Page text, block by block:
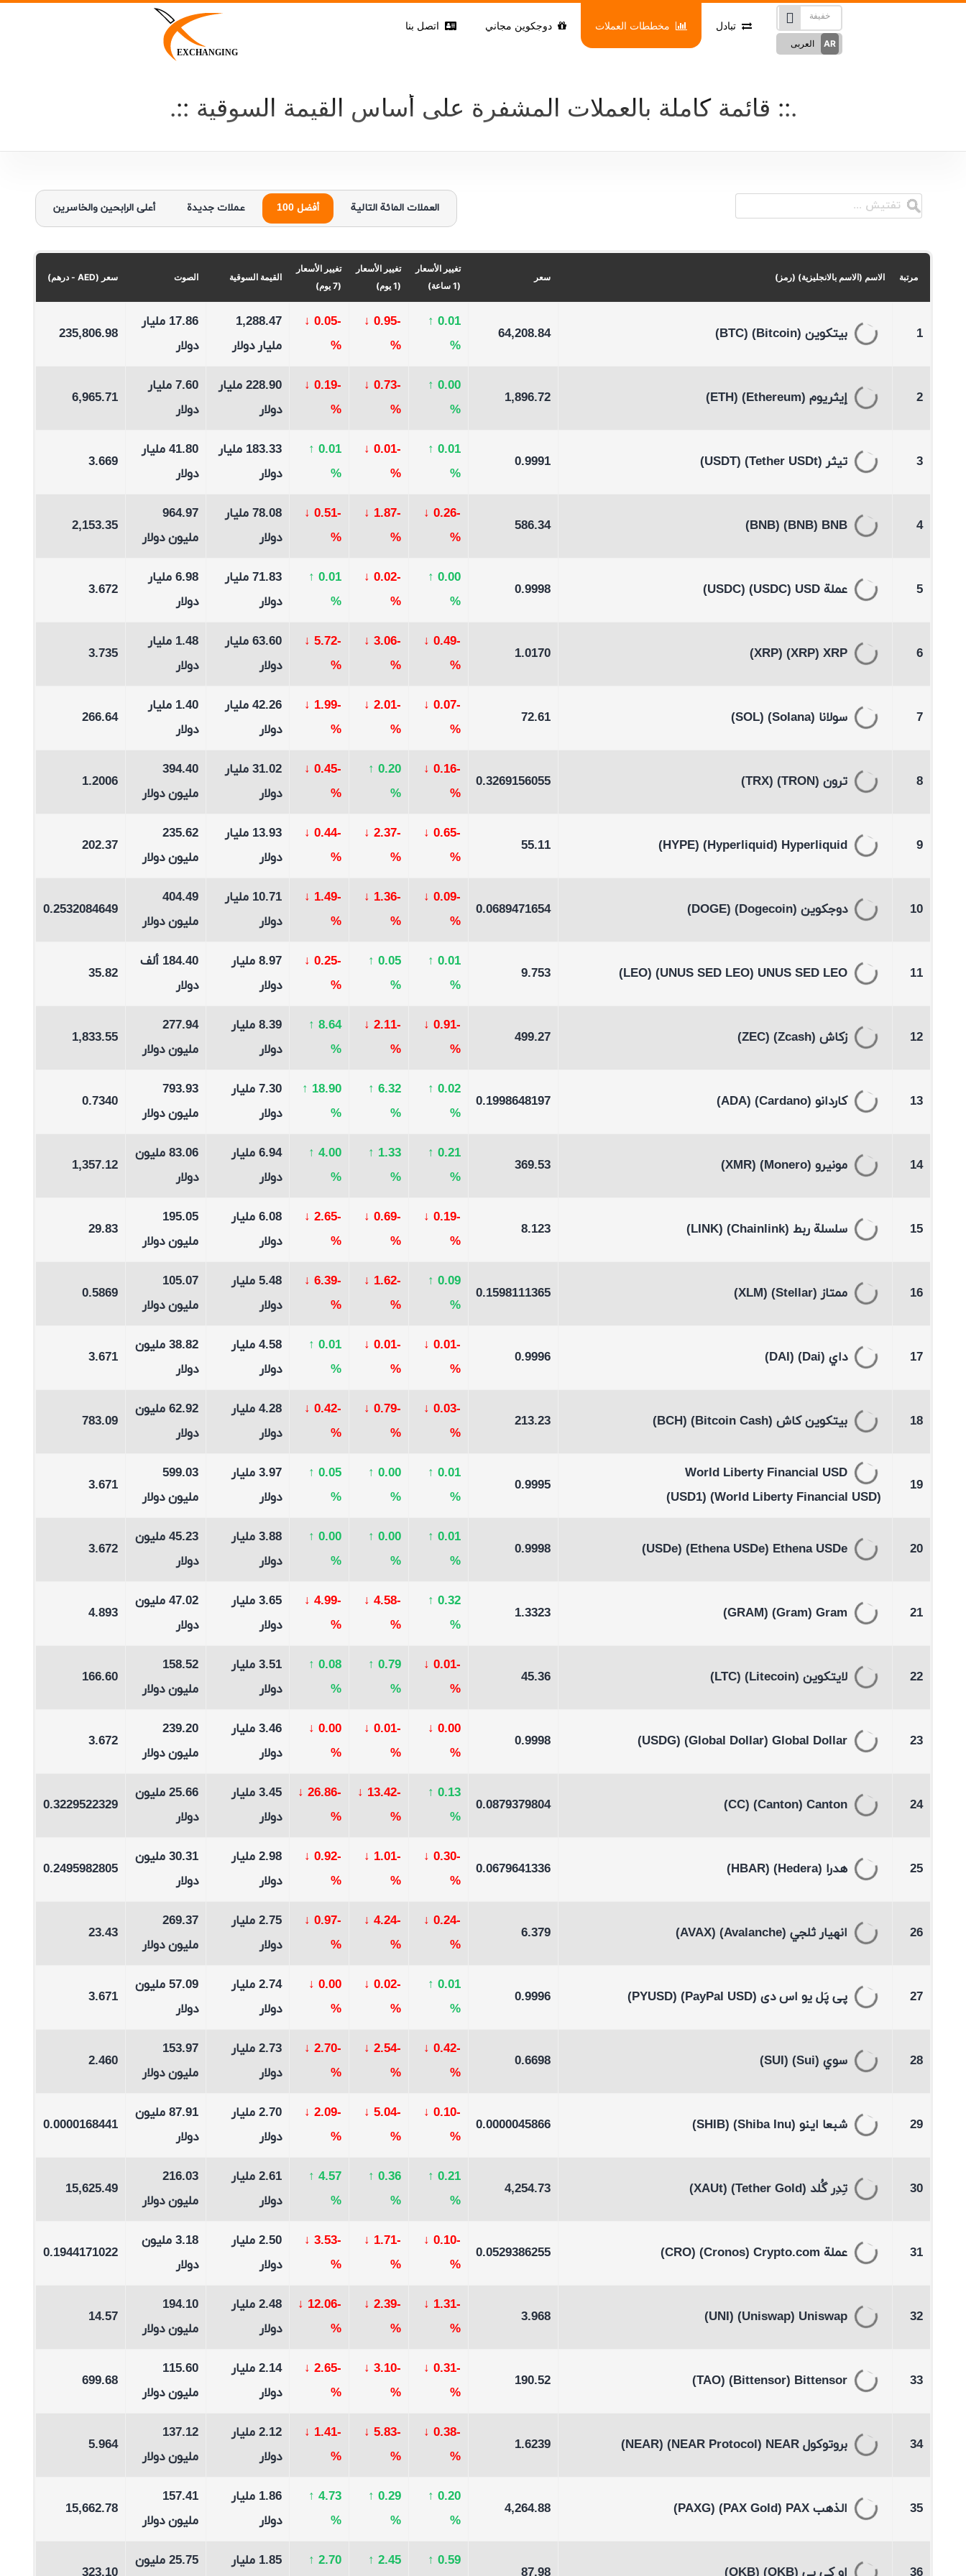
AR العربی
DE
German
FA فارسی
اتصل بنا دوجكوين مجاني مخططات العملات تبادل
EXCHANGING
قائمة كاملة بالعملات المشفرة على أساس القيمة السوقية
العملات المائة التالية أفضل 100 عملات جديدة أعلى الرابحين والخاسرين
مرتبة الاسم (الاسم بالانجليزية) (رمز) سعر
تغيير الأسعار
(1 ساعة)
تغيير الأسعار
(1 يوم)
تغيير الأسعار
(7 يوم)
القيمة السوقية الصوت سعر (AED - درهم)
1 بيتكوين (Bitcoin)
(BTC)
64,208.84
0.01
↑
%
-0.95
↓
%
-0.05
↓
%
1,288.47
مليار دولار
17.86 مليار
دولار
235,806.98
2 إيثريوم (Ethereum)
(ETH)
1,896.72
0.00
↑
%
-0.73
↓
%
-0.19
↓
%
228.90 مليار
دولار
7.60 مليار
دولار
6,965.71
3 تيثر (Tether USDt)
(USDT)
0.9991
0.01
↑
%
-0.01
↓
%
0.01
↑
%
183.33 مليار
دولار
41.80 مليار
دولار
3.669
4
BNB
(BNB)
(BNB)
586.34
-0.26
↓
%
-1.87
↓
%
-0.51
↓
%
78.08 مليار
دولار
964.97
مليون دولار
2,153.35
5 عملة USD (USDC)
(USDC)
0.9998
0.00
↑
%
-0.02
↓
%
0.01
↑
%
71.83 مليار
دولار
6.98 مليار
دولار
3.672
6
XRP
(XRP)
(XRP)
1.0170
-0.49
↓
%
-3.06
↓
%
-5.72
↓
%
63.60 مليار
دولار
1.48 مليار
دولار
3.735
7 سولانا (Solana)
(SOL)
72.61
-0.07
↓
%
-2.01
↓
%
-1.99
↓
%
42.26 مليار
دولار
1.40 مليار
دولار
266.64
8 ترون (TRON)
(TRX)
0.3269156055
-0.16
↓
%
0.20
↑
%
-0.45
↓
%
31.02 مليار
دولار
394.40
مليون دولار
1.2006
9
Hyperliquid
(Hyperliquid)
(HYPE)
55.11
-0.65
↓
%
-2.37
↓
%
-0.44
↓
%
13.93 مليار
دولار
235.62
مليون دولار
202.37
10 دوجكوين (Dogecoin)
(DOGE)
0.0689471654
-0.09
↓
%
-1.36
↓
%
-1.49
↓
%
10.71 مليار
دولار
404.49
مليون دولار
0.2532084649
11
UNUS SED LEO
(UNUS SED LEO)
(LEO)
9.753
0.01
↑
%
0.05
↑
%
-0.25
↓
%
8.97 مليار
دولار
184.40 ألف
دولار
35.82
12 زكاش (Zcash)
(ZEC)
499.27
-0.91
↓
%
-2.11
↓
%
8.64
↑
%
8.39 مليار
دولار
277.94
مليون دولار
1,833.55
13 كاردانو (Cardano)
(ADA)
0.1998648197
0.02
↑
%
6.32
↑
%
18.90
↑
%
7.30 مليار
دولار
793.93
مليون دولار
0.7340
14 مونيرو (Monero)
(XMR)
369.53
0.21
↑
%
1.33
↑
%
4.00
↑
%
6.94 مليار
دولار
83.06 مليون
دولار
1,357.12
15 سلسلة ربط (Chainlink)
(LINK)
8.123
-0.19
↓
%
-0.69
↓
%
-2.65
↓
%
6.08 مليار
دولار
195.05
مليون دولار
29.83
16 ممتاز (Stellar)
(XLM)
0.1598111365
0.09
↑
%
-1.62
↓
%
-6.39
↓
%
5.48 مليار
دولار
105.07
مليون دولار
0.5869
17 داي (Dai)
(DAI)
0.9996
-0.01
↓
%
-0.01
↓
%
0.01
↑
%
4.58 مليار
دولار
38.82 مليون
دولار
3.671
18 بيتكوين كاش (Bitcoin Cash)
(BCH)
213.23
-0.03
↓
%
-0.79
↓
%
-0.42
↓
%
4.28 مليار
دولار
62.92 مليون
دولار
783.09
19
World Liberty Financial USD
(World Liberty Financial USD)
(USD1)
0.9995
0.01
↑
%
0.00
↑
%
0.05
↑
%
3.97 مليار
دولار
599.03
مليون دولار
3.671
20
Ethena USDe
(Ethena USDe)
(USDe)
0.9998
0.01
↑
%
0.00
↑
%
0.00
↑
%
3.88 مليار
دولار
45.23 مليون
دولار
3.672
21
Gram
(Gram)
(GRAM)
1.3323
0.32
↑
%
-4.58
↓
%
-4.99
↓
%
3.65 مليار
دولار
47.02 مليون
دولار
4.893
22 لايتكوين (Litecoin)
(LTC)
45.36
-0.01
↓
%
0.79
↑
%
0.08
↑
%
3.51 مليار
دولار
158.52
مليون دولار
166.60
23
Global Dollar
(Global Dollar)
(USDG)
0.9998
0.00
↓
%
-0.01
↓
%
0.00
↓
%
3.46 مليار
دولار
239.20
مليون دولار
3.672
24
Canton
(Canton)
(CC)
0.0879379804
0.13
↑
%
-13.42
↓
%
-26.86
↓
%
3.45 مليار
دولار
25.66 مليون
دولار
0.3229522329
25 هدرا (Hedera)
(HBAR)
0.0679641336
-0.30
↓
%
-1.01
↓
%
-0.92
↓
%
2.98 مليار
دولار
30.31 مليون
دولار
0.2495982805
26 انهيار ثلجي (Avalanche)
(AVAX)
6.379
-0.24
↓
%
-4.24
↓
%
-0.97
↓
%
2.75 مليار
دولار
269.37
مليون دولار
23.43
27 پی پَل یو اس دی (PayPal USD)
(PYUSD)
0.9996
0.01
↑
%
-0.02
↓
%
0.00
↓
%
2.74 مليار
دولار
57.09 مليون
دولار
3.671
28 سوي (Sui)
(SUI)
0.6698
-0.42
↓
%
-2.54
↓
%
-2.70
↓
%
2.73 مليار
دولار
153.97
مليون دولار
2.460
29 شبعا اينو (Shiba Inu)
(SHIB)
0.0000045866
-0.10
↓
%
-5.04
↓
%
-2.09
↓
%
2.70 مليار
دولار
87.91 مليون
دولار
0.0000168441
30 تِدِر گُلد (Tether Gold)
(XAUt)
4,254.73
0.21
↑
%
0.36
↑
%
4.57
↑
%
2.61 مليار
دولار
216.03
مليون دولار
15,625.49
31 عملة Crypto.com (Cronos)
(CRO)
0.0529386255
-0.10
↓
%
-1.71
↓
%
-3.53
↓
%
2.50 مليار
دولار
3.18 مليون
دولار
0.1944171022
32
Uniswap
(Uniswap)
(UNI)
3.968
-1.31
↓
%
-2.39
↓
%
-12.06
↓
%
2.48 مليار
دولار
194.10
مليون دولار
14.57
33
Bittensor
(Bittensor)
(TAO)
190.52
-0.31
↓
%
-3.10
↓
%
-2.65
↓
%
2.14 مليار
دولار
115.60
مليون دولار
699.68
34 بروتوكول NEAR (NEAR Protocol)
(NEAR)
1.6239
-0.38
↓
%
-5.83
↓
%
-1.41
↓
%
2.12 مليار
دولار
137.12
مليون دولار
5.964
35 الذهب PAX (PAX Gold)
(PAXG)
4,264.88
0.20
↑
%
0.29
↑
%
4.73
↑
%
1.86 مليار
دولار
157.41
مليون دولار
15,662.78
0.59
↑
2.45
↑
2.70
↑ 1.85 مليار 25.75 مليون